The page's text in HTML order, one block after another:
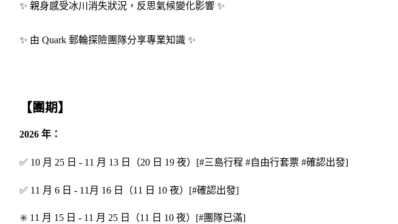
✨ 親身感受冰川消失狀況，反思氣候變化影響 ✨
✨ 由 Quark 郵輪探險團隊分享專業知識 ✨
【團期】
2026 年：
✅ 10 月 25 日 - 11 月 13 日（20 日 19 夜）[#三島行程 #自由行套票 #確認出發]
✅ 11 月 6 日 - 11月 16 日（11 日 10 夜）[#確認出發]
✳️ 11 月 15 日 - 11 月 25 日（11 日 10 夜）[#團隊已滿]